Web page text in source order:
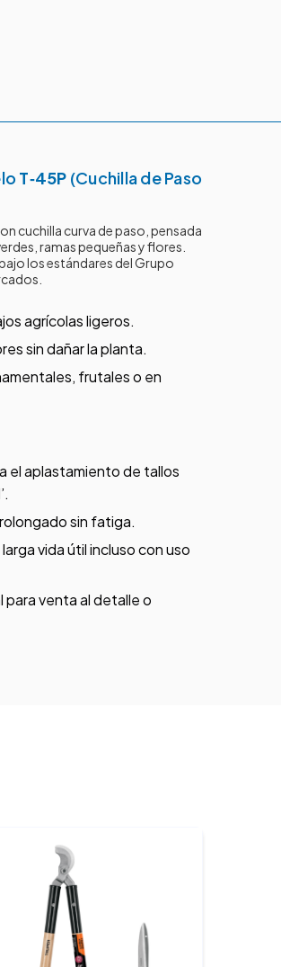
T‑45P (Cuchilla de Paso
cuchilla curva de paso, pensada
ramas pequeñas y flores.
los estándares del Grupo
agrícolas ligeros.
sin dañar la planta.
frutales o en
el aplastamiento de tallos
sin fatiga.
vida útil incluso con uso
para venta al detalle o